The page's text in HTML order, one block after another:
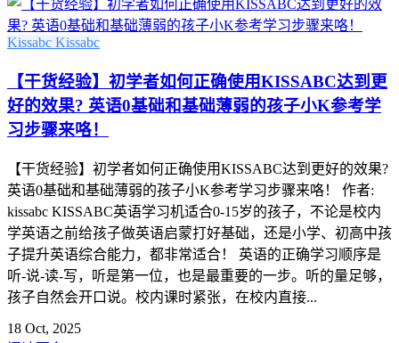
Kissabc Kissabc
【干货经验】初学者如何正确使用KISSABC达到更
好的效果? 英语0基础和基础薄弱的孩子小K参考学
习步骤来咯！
【干货经验】初学者如何正确使用KISSABC达到更好的效果?
英语0基础和基础薄弱的孩子小K参考学习步骤来咯！ 作者:
kissabc KISSABC英语学习机适合0-15岁的孩子，不论是校内
学英语之前给孩子做英语启蒙打好基础，还是小学、初高中孩
子提升英语综合能力，都非常适合！ 英语的正确学习顺序是
听-说-读-写，听是第一位，也是最重要的一步。听的量足够，
孩子自然会开口说。校内课时紧张，在校内直接...
18 Oct, 2025